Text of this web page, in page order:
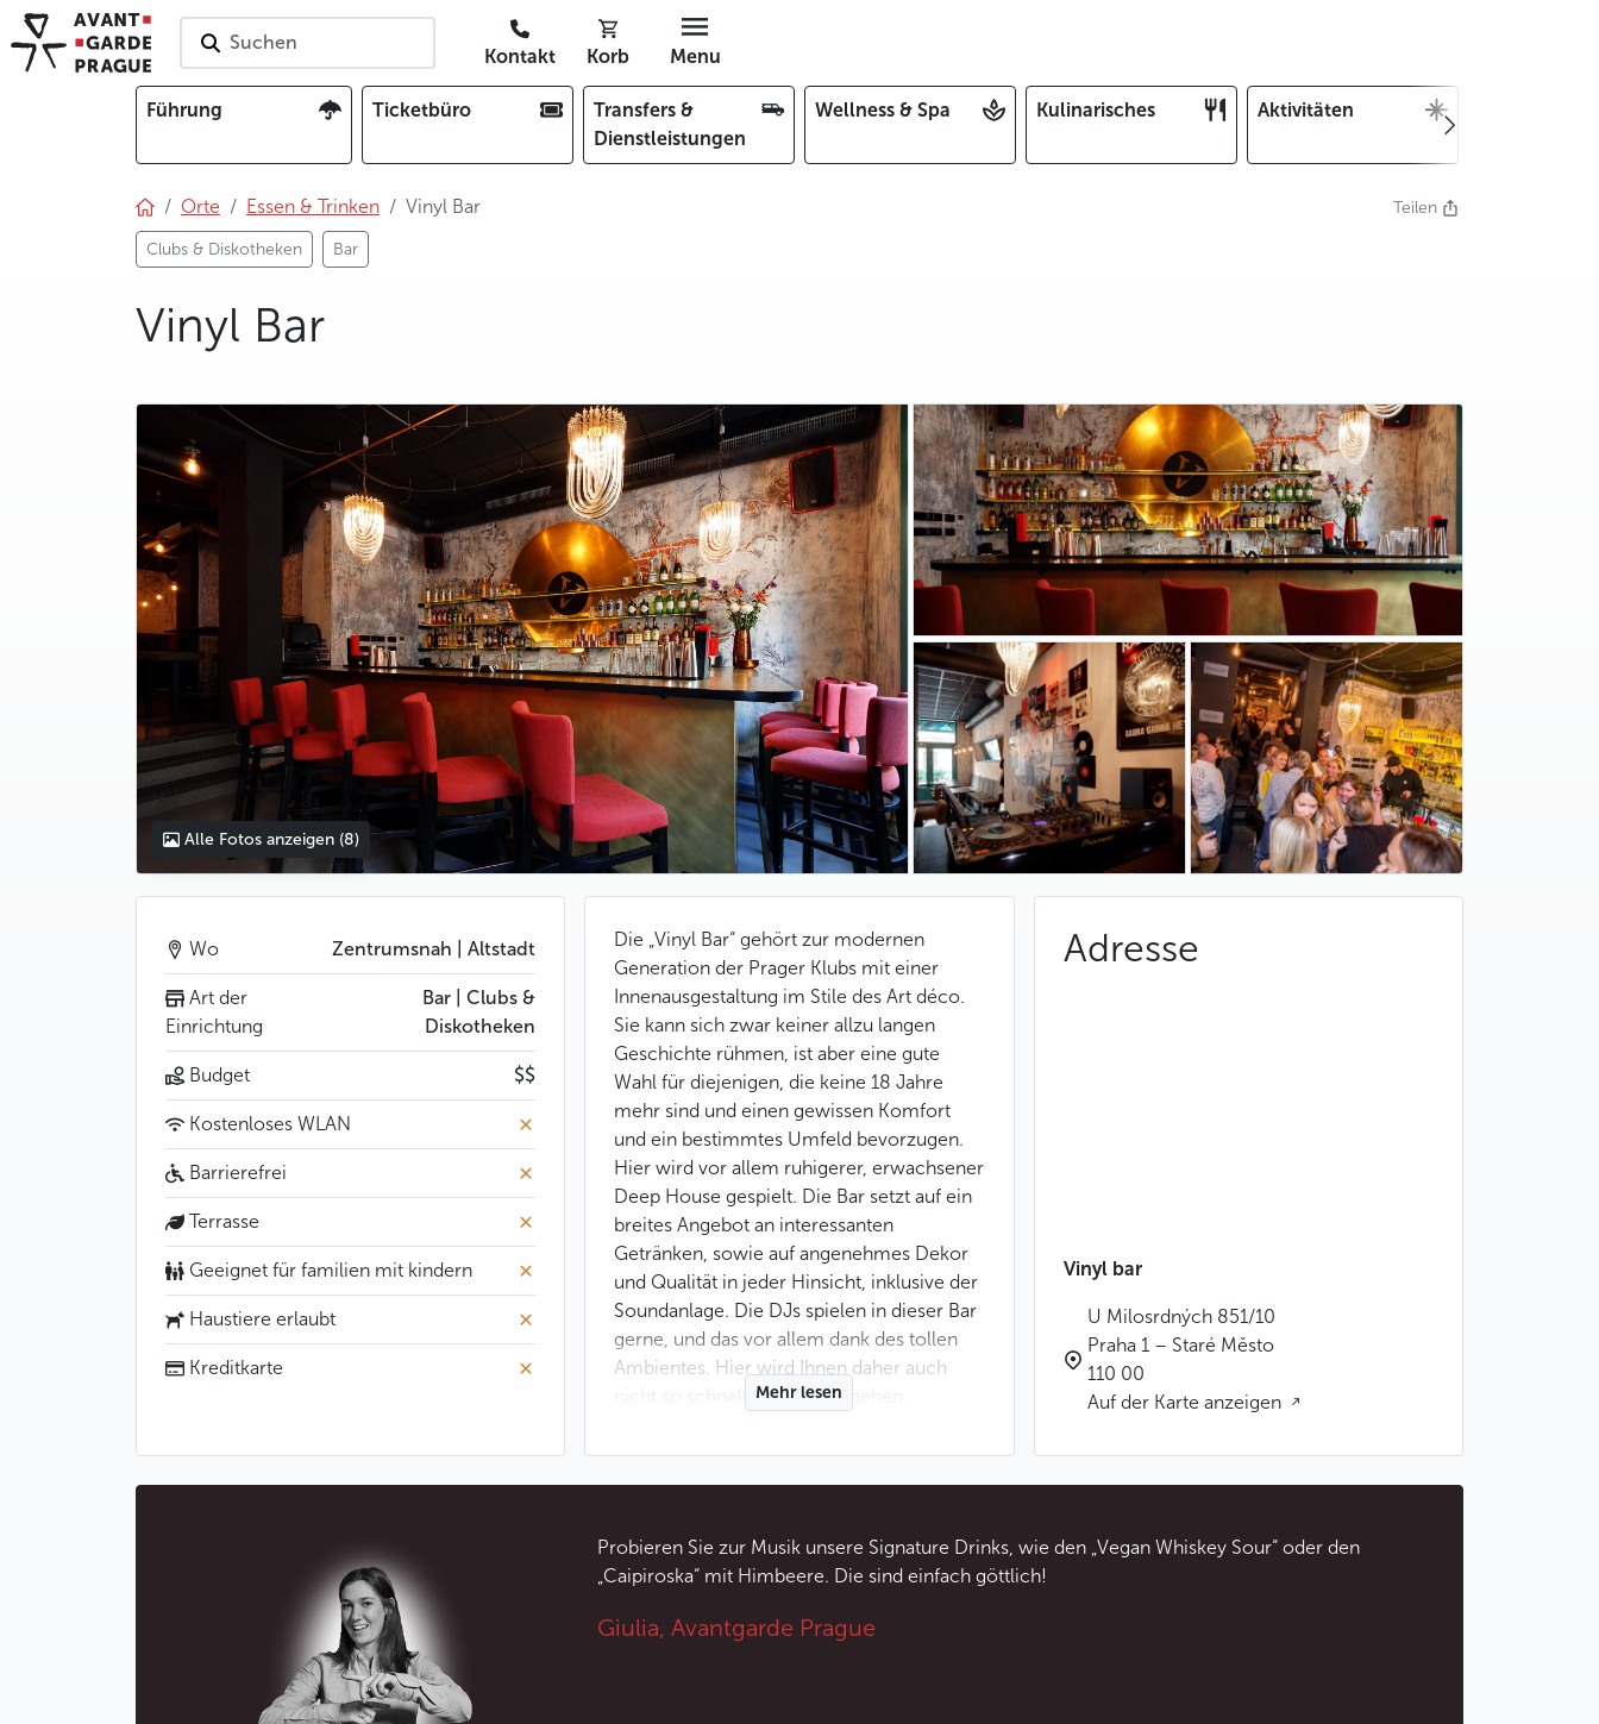
Suchen
Kontakt Korb Menu
Führung Ticketbüro
Transfers &
Dienstleistungen
Wellness & Spa Kulinarisches Aktivitäten
Orte Essen & Trinken Vinyl Bar
Clubs & Diskotheken Bar
Teilen
Vinyl Bar
photo 5
photo 6
photo 7
photo 8
Alle Fotos anzeigen (8)
Die „Vinyl Bar“ gehört zur modernen
Generation der Prager Klubs mit einer
Innenausgestaltung im Stile des Art déco.
Sie kann sich zwar keiner allzu langen
Geschichte rühmen, ist aber eine gute
Wahl für diejenigen, die keine 18 Jahre
mehr sind und einen gewissen Komfort
und ein bestimmtes Umfeld bevorzugen.
Hier wird vor allem ruhigerer, erwachsener
Deep House gespielt. Die Bar setzt auf ein
breites Angebot an interessanten
Getränken, sowie auf angenehmes Dekor
und Qualität in jeder Hinsicht, inklusive der
Soundanlage. Die DJs spielen in dieser Bar
gerne, und das vor allem dank des tollen
Ambientes. Hier wird Ihnen daher auch
nicht so schnell die Lust vergehen.
In die Bar passen ein paar Dutzend Leute
und es kommen viele internationale Gäste
Mehr lesen
Weniger
Wo Zentrumsnah | Altstadt
Art der
Einrichtung
Bar | Clubs &
Diskotheken
Budget $$
Kostenloses WLAN
Barrierefrei
Terrasse
Geeignet für familien mit kindern
Haustiere erlaubt
Kreditkarte
Adresse
Vinyl bar
U Milosrdných 851/10
Praha 1 – Staré Město
110 00
Auf der Karte anzeigen
Probieren Sie zur Musik unsere Signature Drinks, wie den „Vegan Whiskey Sour“ oder den
„Caipiroska“ mit Himbeere. Die sind einfach göttlich!
Giulia, Avantgarde Prague